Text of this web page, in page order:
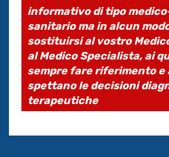
informativo di tipo
sanitario ma in alcun
sostituirsi al vostro
al Medico Specialista, ai
sempre fare riferimento e
spettano le decisioni
terapeutiche